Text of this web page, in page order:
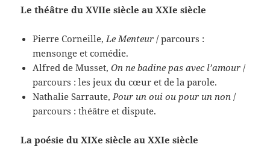
Le théâtre du XVIIe siècle au XXIe siècle
Pierre Corneille,Le Menteur/ parcours :
mensonge et comédie.
Alfred de Musset,On ne badine pas avec l’amour /
parcours : les jeux du cœur et de la parole.
Nathalie Sarraute,Pour un oui ou pour un non /
parcours : théâtre et dispute.
La poésie du XIXe siècle au XXIe siècle